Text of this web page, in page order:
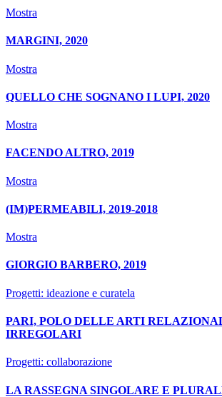
Mostra
MARGINI, 2020
Mostra
QUELLO CHE SOGNANO I LUPI, 2020
Mostra
FACENDO ALTRO, 2019
Mostra
(IM)PERMEABILI, 2019-2018
Mostra
GIORGIO BARBERO, 2019
Progetti: ideazione e curatela
PARI, POLO DELLE ARTI
IRREGOLARI
Progetti: collaborazione
LA RASSEGNA SINGOLARE E